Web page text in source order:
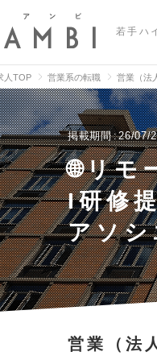
若手ハ
人TOP 営業系の転職 営業（法
掲載期間 26/07/
🌐リ
I研修
アソ
営業（法